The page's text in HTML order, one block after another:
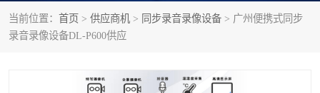
当前位置： 首页 > 供应商机 > 同步录音录像设备 > 广州便携式同步
录音录像设备DL-P600供应